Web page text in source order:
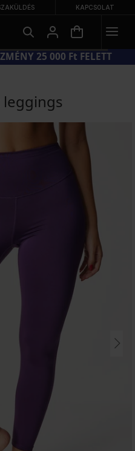
KAPCSOLAT
25 000 Ft FELETT